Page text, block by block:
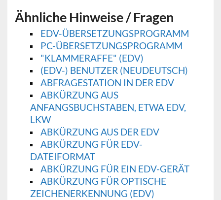
Ähnliche Hinweise / Fragen
EDV-ÜBERSETZUNGSPROGRAMM
PC-ÜBERSETZUNGSPROGRAMM
"KLAMMERAFFE" (EDV)
(EDV-) BENUTZER (NEUDEUTSCH)
ABFRAGESTATION IN DER EDV
ABKÜRZUNG AUS
ANFANGSBUCHSTABEN, ETWA EDV,
LKW
ABKÜRZUNG AUS DER EDV
ABKÜRZUNG FÜR EDV-
DATEIFORMAT
ABKÜRZUNG FÜR EIN EDV-GERÄT
ABKÜRZUNG FÜR OPTISCHE
ZEICHENERKENNUNG (EDV)